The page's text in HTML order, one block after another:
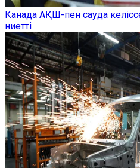
Канада АҚШ-пен сауда
ниетті